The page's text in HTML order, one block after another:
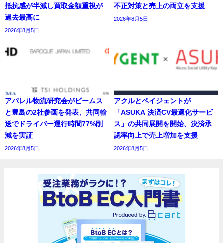
抵抗感が半減し買取金額重視が
過去最高に
2026年8月5日
不正対策と売上の両立を支援
2026年8月5日
アパレル物流研究会がビームス
と豊島の2社参画を発表、共同輸
送でドライバー運行時間77%削
減を実証
2026年8月5日
アクルとペイジェントが
「ASUKA 決済CV最適化サービ
ス」の共同展開を開始、決済承
認率向上で売上増加を支援
2026年8月5日